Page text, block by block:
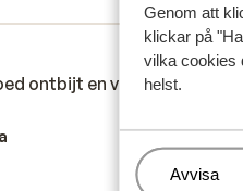
Genom att
klickar på
vilka cookies
helst.
Hantera
Avvisa
16 sep.
ontbijt en vriendelijk
ontbijt en vriendelijk